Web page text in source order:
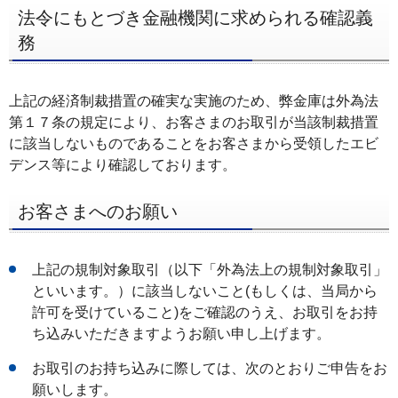
法令にもとづき金融機関に求められる確認義
務
上記の経済制裁措置の確実な実施のため、弊金庫は外為法
第１７条の規定により、お客さまのお取引が当該制裁措置
に該当しないものであることをお客さまから受領したエビ
デンス等により確認しております。
お客さまへのお願い
上記の規制対象取引（以下「外為法上の規制対象取引」
といいます。）に該当しないこと(もしくは、当局から
許可を受けていること)をご確認のうえ、お取引をお持
ち込みいただきますようお願い申し上げます。
お取引のお持ち込みに際しては、次のとおりご申告をお
願いします。